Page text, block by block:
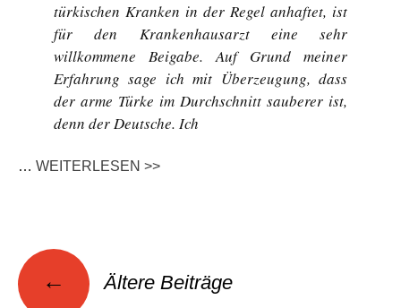
türkischen Kranken in der Regel anhaftet, ist
für den Krankenhausarzt eine sehr
willkommene Beigabe. Auf Grund meiner
Erfahrung sage ich mit Überzeugung, dass
der arme Türke im Durchschnitt sauberer ist,
denn der Deutsche. Ich
… WEITERLESEN >>
Beitragsnavigation
← Ältere Beiträge